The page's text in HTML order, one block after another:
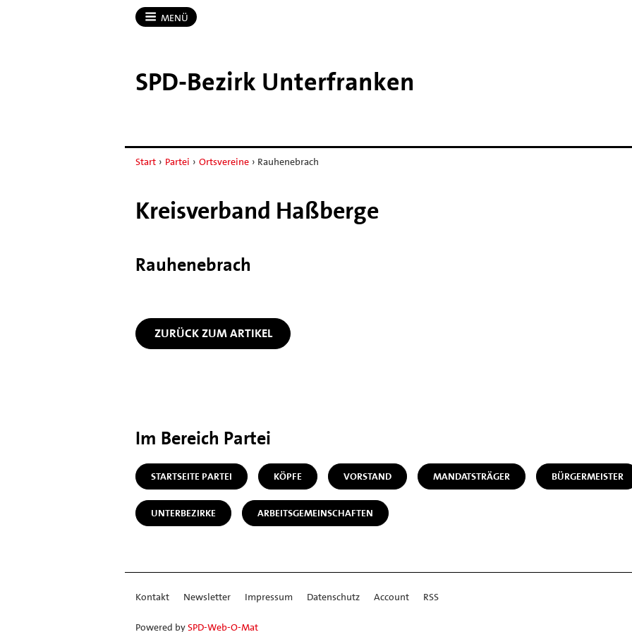
MENÜ
SPD-​Bezirk Unterfranken
Start › Partei › Ortsvereine › Rauhenebrach
Kreisverband Haßberge
Rauhenebrach
ZURÜCK ZUM ARTIKEL
Im Bereich Partei
STARTSEITE PARTEI KÖPFE VORSTAND MANDATSTRÄGER BÜRGERMEISTER
UNTERBEZIRKE ARBEITSGEMEINSCHAFTEN
Kontakt Newsletter Impressum Datenschutz Account RSS
Powered bySPD-Web-O-Mat